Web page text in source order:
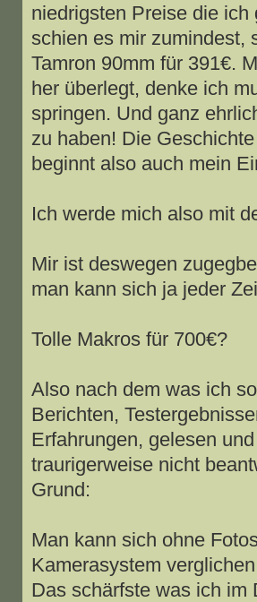
niedrigsten Preise die
schien es mir zumindest,
Tamron 90mm für 391€.
her überlegt, denke ich
springen. Und ganz
zu haben! Die
beginnt also auch mein
Ich werde mich also mit
Mir ist deswegen
man kann sich ja jeder
Tolle Makros für 700€?
Also nach dem was ich
Berichten,
Erfahrungen, gelesen
traurigerweise nicht
Grund:
Man kann sich ohne
Kamerasystem
Das schärfste was ich im